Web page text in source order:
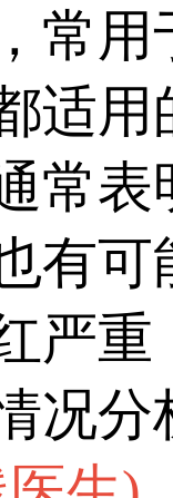
常用
适
常
有
严
况分